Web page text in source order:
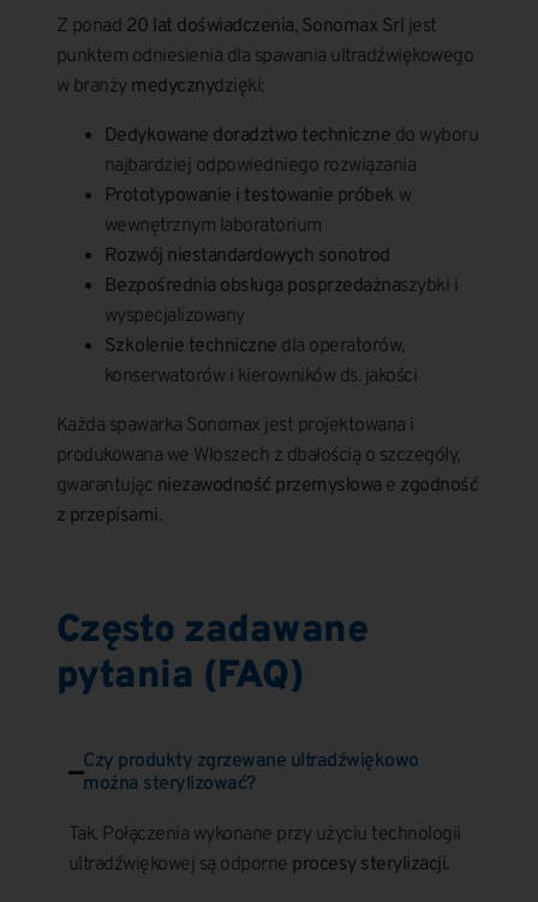
Z ponad 20 lat doświadczenia, Sonomax Srl jest
punktem odniesienia dla spawania ultradźwiękowego
w branży medycznydzięki:
Dedykowane doradztwo techniczne do wyboru
najbardziej odpowiedniego rozwiązania
Prototypowanie i testowanie próbek w
wewnętrznym laboratorium
Rozwój niestandardowych sonotrod
Bezpośrednia obsługa posprzedażnaszybki i
wyspecjalizowany
Szkolenie techniczne dla operatorów,
konserwatorów i kierowników ds. jakości
Każda spawarka Sonomax jest projektowana i
produkowana we Włoszech z dbałością o szczegóły,
gwarantując niezawodność przemysłowa e zgodność
z przepisami.
Często zadawane
pytania (FAQ)
Czy produkty zgrzewane ultradźwiękowo
można sterylizować?
Tak. Połączenia wykonane przy użyciu technologii
ultradźwiękowej są odporne procesy sterylizacji.